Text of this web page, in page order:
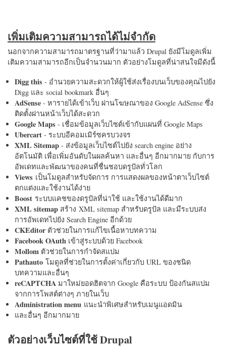
เพิ่มเติมความสามารถได้ไม่จำกัด
นอกจากความสามารถมาตรฐานที่ว่ามาแล้ว Drupal ยังมีโมดูลเพิ่ม
เติมความสามารถอีกเป็นจำนวนมาก ตัวอย่างโมดูลที่น่าสนใจมีดังนี้
Digg this - อำนวยความสะดวกให้ผู้ใช้ส่งเรื่องบนเว็บของคุณไปยัง
Digg และ social bookmark อื่นๆ
AdSense - หารายได้เข้าเว็บ ผ่านโฆษณาของ Google AdSense ซึ่ง
ติดตั้งผ่านหน้าเว็บได้สะดวก
Google Maps - เชื่อมข้อมูลเว็บไซต์เข้ากับแผนที่ Google Maps
Ubercart - ระบบอีคอมเมิร์ซครบวงจร
XML Sitemap - ส่งข้อมูลเว็บไซต์ไปยัง search engine อย่าง
อัตโนมัติ เพื่อเพิ่มอันดับในผลค้นหา และอื่นๆ อีกมากมาย กับการ
อัพเดทและพัฒนาของคนที่ชื่นชอบดรูปัลทั่วโลก
Views เป็นโมดูลสำหรับจัดการ การแสดงผลของหน้าตาเว็บไซต์
ตกแต่งและใช้งานได้ง่าย
Boost ระบบแคชของดรูปัลที่น่าใช้ และใช้งานได้ดีมาก
XML sitemap สร้าง XML sitemap สำหรับดรูปัล และมีระบบส่ง
การอัพเดทไปยัง Search Engine อีกด้วย
CKEditorตัวช่วยในการแก้ไขเนื้อหาบทความ
Facebook OAuth เข้าสู่ระบบด้วย Facebook
Mollom ตัวช่วยในการกำจัดสแปม
Pathauto โมดูลที่ช่วยในการตั้งค่าเกี่ยวกับ URL ของชนิด
บทความและอื่นๆ
reCAPTCHA มาใหม่ยอดฮิตจาก Google คือระบบ ป้องกันสแปม
จากการโพสต์ต่างๆ ภายในเว็บ
Administration menu แนะนำพิเศษสำหรับเมนูแอดมิน
และอื่นๆ อีกมากมาย
ตัวอย่างเว็บไซต์ที่ใช้ Drupal